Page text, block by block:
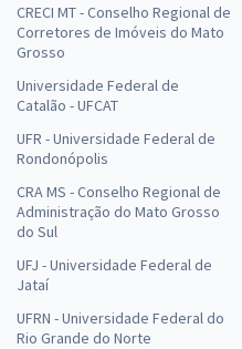
CRECI MT - Conselho Regional de
Corretores de Imóveis do Mato
Grosso
Universidade Federal de
Catalão - UFCAT
UFR - Universidade Federal de
Rondonópolis
CRA MS - Conselho Regional de
Administração do Mato Grosso
do Sul
UFJ - Universidade Federal de
Jataí
UFRN - Universidade Federal do
Rio Grande do Norte